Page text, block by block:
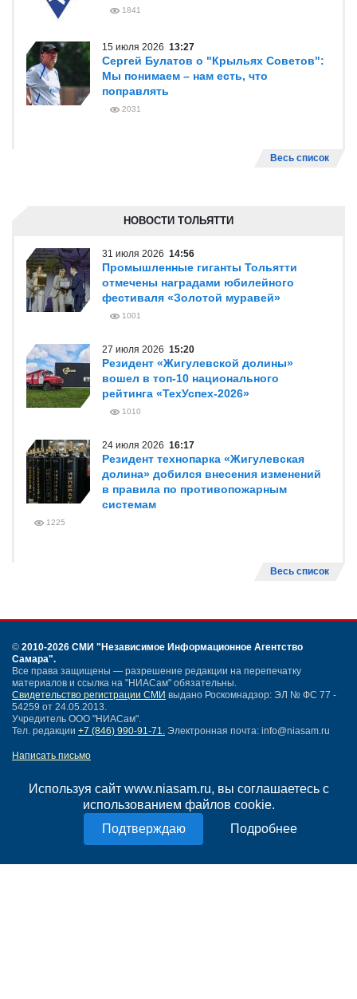
Используя сайт www.niasam.ru, вы соглашаетесь с
использованием файлов cookie.
Подробнее
1841
15 июля 2026 13:27
Сергей Булатов о "Крыльях Советов":
Мы понимаем – нам есть, что
поправлять
2031
Весь список
НОВОСТИ ТОЛЬЯТТИ
31 июля 2026 14:56
Промышленные гиганты Тольятти
отмечены наградами юбилейного
фестиваля «Золотой муравей»
1001
27 июля 2026 15:20
Резидент «Жигулевской долины»
вошел в топ-10 национального
рейтинга «ТехУспех-2026»
1010
24 июля 2026 16:17
Резидент технопарка «Жигулевская
долина» добился внесения изменений
в правила по противопожарным
системам
1225
Весь список
© 2010-2026 СМИ "Независимое Информационное Агентство
Самара".
Все права защищены — разрешение редакции на перепечатку
материалов и ссылка на "НИАСам" обязательны.
Свидетельство регистрации СМИ выдано Роскомнадзор: ЭЛ № ФС 77 -
54259 от 24.05.2013.
Учредитель ООО "НИАСам".
Тел. редакции +7 (846) 990-91-71. Электронная почта: info@niasam.ru
Написать письмо
Нашли ошибку?
Политика конфиденциальности